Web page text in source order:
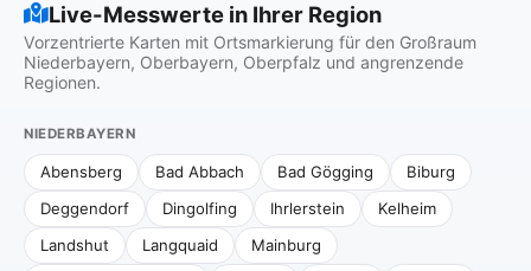
Live-Messwerte in Ihrer Region
Vorzentrierte Karten mit Ortsmarkierung für den Großraum
Niederbayern, Oberbayern, Oberpfalz und angrenzende
Regionen.
NIEDERBAYERN
Abensberg Bad Abbach Bad Gögging
Biburg
Deggendorf
Dingolfing Ihrlerstein
Kelheim
Landshut
Langquaid
Mainburg